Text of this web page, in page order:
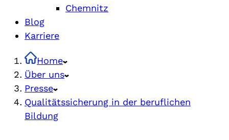
Chemnitz
Blog
Karriere
Home
Über uns
Presse
Qualitätssicherung in der beruflichen
Bildung